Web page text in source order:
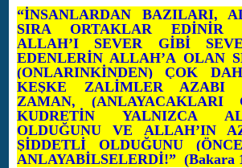
“İNSANLARDAN BAZILARI,
SIRA ORTAKLAR EDİNİR
ALLAH’I SEVER GİBİ
EDENLERİN ALLAH’A OLAN
(ONLARINKİNDEN) ÇOK
KEŞKE ZALİMLER AZABI
ZAMAN, (ANLAYACAKLARI
KUDRETİN YALNIZCA
OLDUĞUNU VE ALLAH’IN
ŞİDDETLİ OLDUĞUNU
ANLAYABİLSELERDİ!” (Bakara